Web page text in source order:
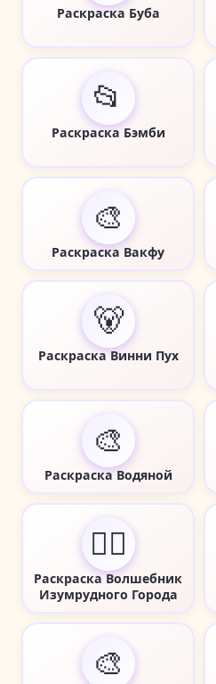
Раскраска Буба
📂
Раскраска Бэмби
🎨
Раскраска Вакфу
🐻
Раскраска Винни Пух
🎨
Раскраска Водяной
🧙‍♂️
Раскраска Волшебник
Изумрудного Города
🎨